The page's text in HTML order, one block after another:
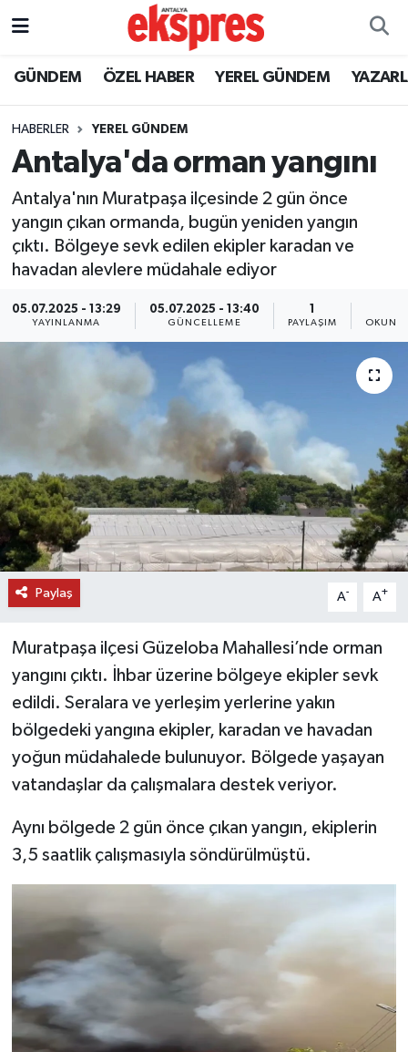
GÜNDEM ÖZEL HABER YEREL GÜNDEM
HABERLER YEREL GÜNDEM
Antalya'da orman yangını
Antalya'nın Muratpaşa ilçesinde 2 gün önce
yangın çıkan ormanda, bugün yeniden yangın
çıktı. Bölgeye sevk edilen ekipler karadan ve
havadan alevlere müdahale ediyor
05.07.2025 - 13:29
YAYINLANMA
05.07.2025 - 13:40
GÜNCELLEME
1
PAYLAŞIM
Paylaş A- A+
Muratpaşa ilçesi Güzeloba Mahallesi’nde orman
yangını çıktı. İhbar üzerine bölgeye ekipler sevk
edildi. Seralara ve yerleşim yerlerine yakın
bölgedeki yangına ekipler, karadan ve havadan
yoğun müdahalede bulunuyor. Bölgede yaşayan
vatandaşlar da çalışmalara destek veriyor.
Aynı bölgede 2 gün önce çıkan yangın, ekiplerin
3,5 saatlik çalışmasıyla söndürülmüştü.
ÖZEL HABER
YEREL GÜNDEM
EKONOMİ
KÜLTÜR - SANAT
SPOR
SİYASET
SAĞLIK
EĞİTİM
TURİZM
RÖPORTAJ
YAZARLAR
RESMİ İLAN
MAGAZİN
Nöbetçi Eczaneler
Trafik Durumu
Süper Lig Puan Durumu ve Fikstür
Tüm Manşetler
Son Dakika Haberleri
Haber Arşivi